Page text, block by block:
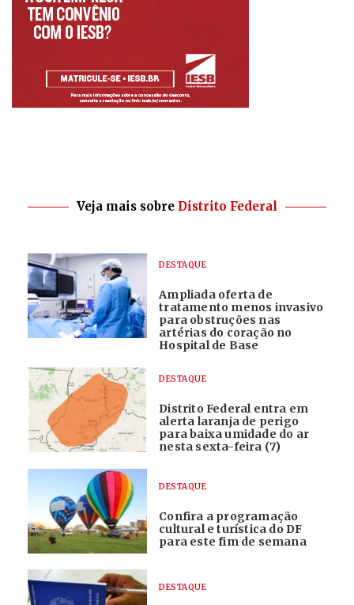
Veja mais sobre Distrito Federal
DESTAQUE
Ampliada oferta de
tratamento menos invasivo
para obstruções nas
artérias do coração no
Hospital de Base
DESTAQUE
Distrito Federal entra em
alerta laranja de perigo
para baixa umidade do ar
nesta sexta-feira (7)
DESTAQUE
Confira a programação
cultural e turística do DF
para este fim de semana
DESTAQUE